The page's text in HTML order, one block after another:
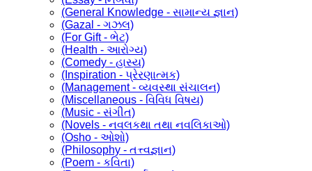
(General Knowledge - સામાન્ય જ્ઞાન)
(Gazal - ગઝલ)
(For Gift - ભેટ)
(Health - આરોગ્ય)
(Comedy - હાસ્ય)
(Inspiration - પ્રેરણાત્મક)
(Management - વ્યવસ્થા સંચાલન)
(Miscellaneous - વિવિધ વિષય)
(Music - સંગીત)
(Novels - નવલકથા તથા નવલિકાઓ)
(Osho - ઓશો)
(Philosophy - તત્ત્વજ્ઞાન)
(Poem - કવિતા)